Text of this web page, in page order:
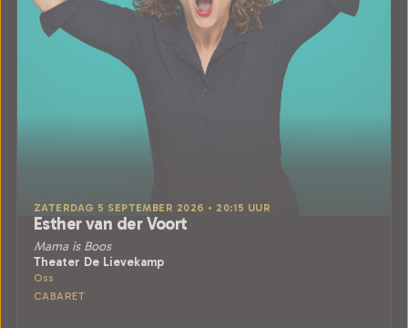
ZATERDAG 5 SEPTEMBER 2026 • 20:15 UUR
Esther van der Voort
Mama is Boos
Theater De Lievekamp
Oss
CABARET